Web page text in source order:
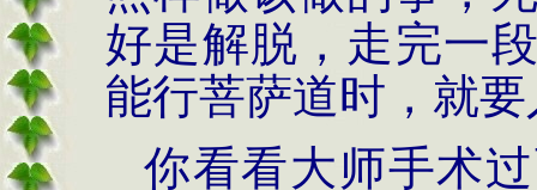
好是解脱，走完一
能行菩萨道时，就
你看看大师手术